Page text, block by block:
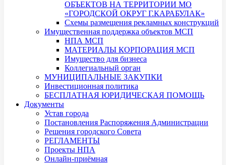
ОБЪЕКТОВ НА ТЕРРИТОРИИ МО
«ГОРОДСКОЙ ОКРУГ Г.КАРАБУЛАК»
Схемы размещения рекламных конструкций
Имущественная поддержка объектов МСП
НПА МСП
МАТЕРИАЛЫ КОРПОРАЦИЯ МСП
Имущество для бизнеса
Коллегиальный орган
МУНИЦИПАЛЬНЫЕ ЗАКУПКИ
Инвестиционная политика
БЕСПЛАТНАЯ ЮРИДИЧЕСКАЯ ПОМОЩЬ
Документы
Устав города
Постановления Распоряжения Администрации
Решения городского Совета
РЕГЛАМЕНТЫ
Проекты НПА
Онлайн-приёмная